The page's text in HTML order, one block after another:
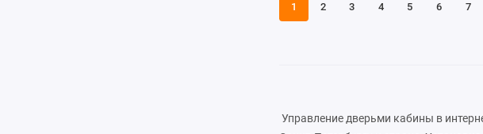
1 2 3 4 5 6 7
Управление дверьми кабины в